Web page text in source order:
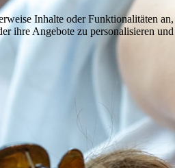
Inhalte oder Funktionalitäten
ihre Angebote zu personalisieren